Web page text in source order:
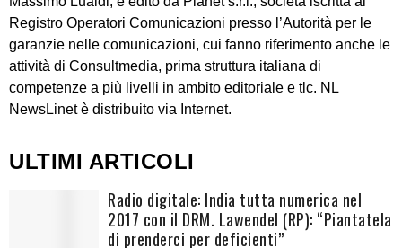
Registro Operatori Comunicazioni presso l’Autorità per le
garanzie nelle comunicazioni, cui fanno riferimento anche le
attività di Consultmedia, prima struttura italiana di
competenze a più livelli in ambito editoriale e tlc. NL
NewsLinet è distribuito via Internet.
ULTIMI ARTICOLI
Radio digitale: India tutta numerica nel
2017 con il DRM. Lawendel (RP): “Piantatela
di prenderci per deficienti”